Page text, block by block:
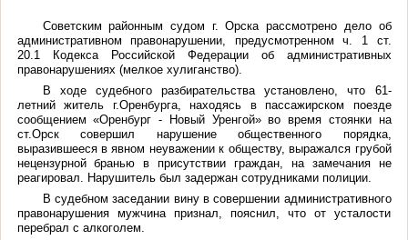
Советским районным судом г. Орска рассмотрено дело об
административном правонарушении, предусмотренном ч. 1 ст.
20.1 Кодекса Российской Федерации об административных
правонарушениях (мелкое хулиганство).
В ходе судебного разбирательства установлено, что 61-
летний житель г.Оренбурга, находясь в пассажирском поезде
сообщением «Оренбург - Новый Уренгой» во время стоянки на
ст.Орск совершил нарушение общественного порядка,
выразившееся в явном неуважении к обществу, выражался грубой
нецензурной бранью в присутствии граждан, на замечания не
реагировал. Нарушитель был задержан сотрудниками полиции.
В судебном заседании вину в совершении административного
правонарушения мужчина признал, пояснил, что от усталости
перебрал с алкоголем.